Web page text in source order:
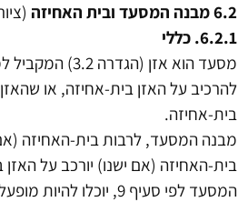
6.2 מבנה המסעד ובית האחיזה
(ציור
6.2.1. כללי
מסעד הוא אזן
להרכיב על האזן בית-אחיזה, או
בית-אחיזה.
מבנה המסעד, לרבות בית-האחיזה
בית-האחיזה (אם ישנו) יורכב על
המסעד לפי סעיף 9, יוכלו להיות מופעלים על בית-האחיזה ומועברים ממנו אל האזן.